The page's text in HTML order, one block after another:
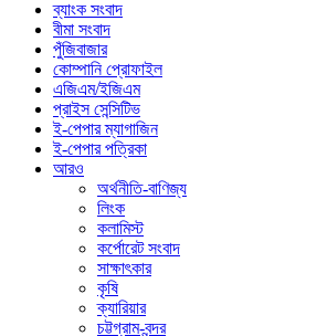
ব্যাংক সংবাদ
বীমা সংবাদ
পুঁজিবাজার
কোম্পানি প্রোফাইল
এজিএম/ইজিএম
প্রাইস সেন্সিটিভ
ই-পেপার ম্যাগাজিন
ই-পেপার পত্রিকা
আরও
অর্থনীতি-বাণিজ্য
লিংক
কলামিস্ট
কর্পোরেট সংবাদ
সাক্ষাৎকার
কৃষি
ক্যারিয়ার
চট্টগ্রাম-বন্দর